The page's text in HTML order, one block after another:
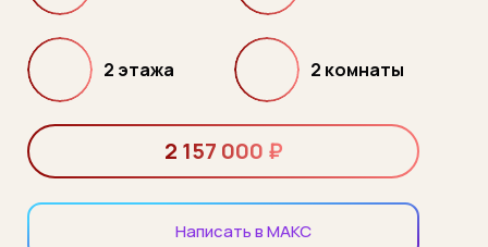
Написать в МАКС
2 комнаты
2 этажа
2 157 000 ₽